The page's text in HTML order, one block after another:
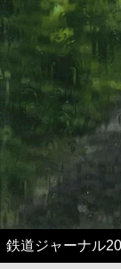
鉄道ジャーナル